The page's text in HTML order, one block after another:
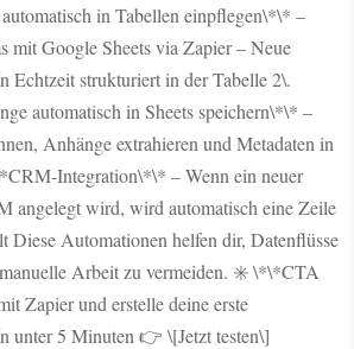
in Tabellen einpflegen\*\* –
mit Google Sheets via Zapier – Neue
Echtzeit strukturiert in der Tabelle 2\.
automatisch in Sheets speichern\*\* –
Anhänge extrahieren und Metadaten in
Integration\*\* – Wenn ein neuer
angelegt wird, wird automatisch eine Zeile
Diese Automationen helfen dir, Datenflüsse
Arbeit zu vermeiden. ✳️ \*\*CTA
Zapier und erstelle deine erste
unter 5 Minuten 👉 \[Jetzt testen\]